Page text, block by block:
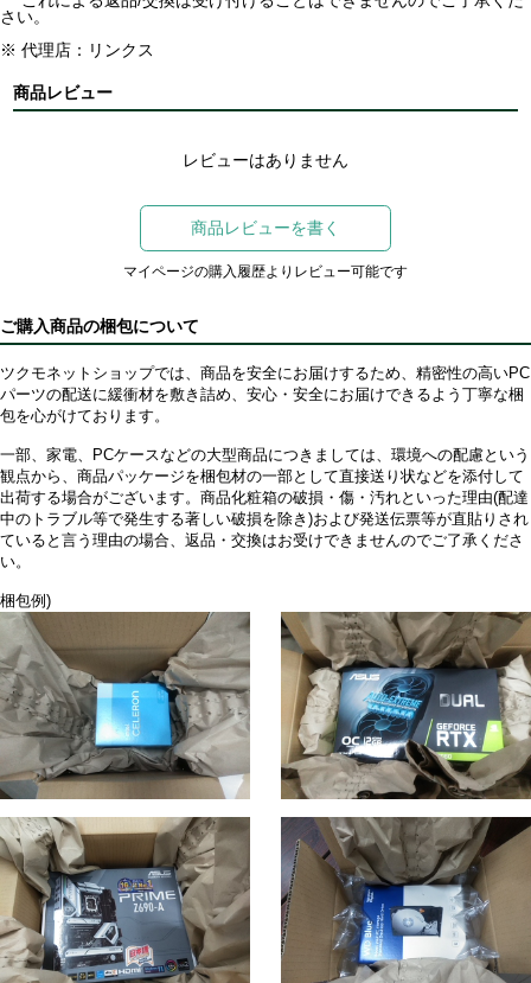
さい。
※ 代理店：リンクス
商品レビュー
レビューはありません
商品レビューを書く
マイページの購入履歴よりレビュー可能です
ご購入商品の梱包について
ツクモネットショップでは、商品を安全にお届けするため、精密性の高いPC
パーツの配送に緩衝材を敷き詰め、安心・安全にお届けできるよう丁寧な梱
包を心がけております。
一部、家電、PCケースなどの大型商品につきましては、環境への配慮という
観点から、商品パッケージを梱包材の一部として直接送り状などを添付して
出荷する場合がございます。商品化粧箱の破損・傷・汚れといった理由(配達
中のトラブル等で発生する著しい破損を除き)および発送伝票等が直貼りされ
ていると言う理由の場合、返品・交換はお受けできませんのでご了承くださ
い。
梱包例)